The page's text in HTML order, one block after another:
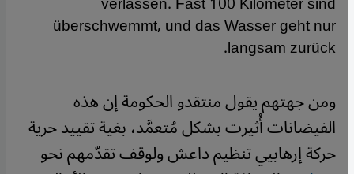
überschwemmt, und das Wasser geht nur
langsam zurück.
ومن جهتهم يقول منتقدو الحكومة إن هذه
الفيضانات أُثيرت بشكل مُتعمَّد، بغية تقييد حرية
حركة إرهابيي تنظيم داعش ولوقف تقدّمهم نحو